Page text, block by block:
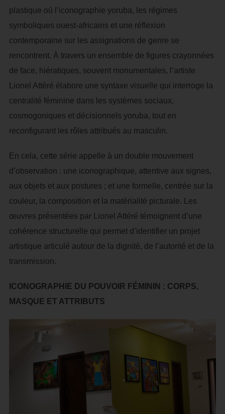
plastique où l’iconographie yoruba, les régimes
symboliques ouest-africains et une réflexion
contemporaine sur les assignations de genre se
rencontrent. À travers un ensemble de figures crayonnées
de face, hiératiques, souvent monumentales, l’artiste
Lionel Attéré élabore une syntaxe visuelle qui interroge la
centralité féminine dans les systèmes sociaux,
cosmogoniques et décisionnels yoruba, tout en
reconfigurant les rôles attribués au masculin.
En cela, cette série appelle à un double mouvement
d’observation : une iconographique, attentive aux signes,
aux objets et aux postures ; et une formelle, centrée sur la
couleur, la composition et la matérialité picturale. Les
œuvres présentées par Lionel Attéré témoignent d’une
cohérence structurelle qui permet d’identifier un projet
artistique articulé autour de la dignité, de l’autorité et de la
transmission.
ICONOGRAPHIE DU POUVOIR FÉMININ : CORPS,
MASQUE ET ATTRIBUTS